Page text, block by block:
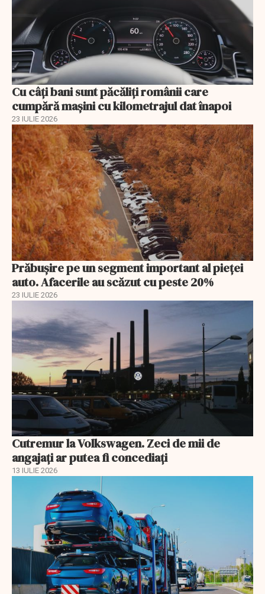
Cu câţi bani sunt păcăliţi românii care
cumpără maşini cu kilometrajul dat înapoi
23 IULIE 2026
Prăbușire pe un segment important al pieței
auto. Afacerile au scăzut cu peste 20%
23 IULIE 2026
Cutremur la Volkswagen. Zeci de mii de
angajați ar putea fi concediați
13 IULIE 2026